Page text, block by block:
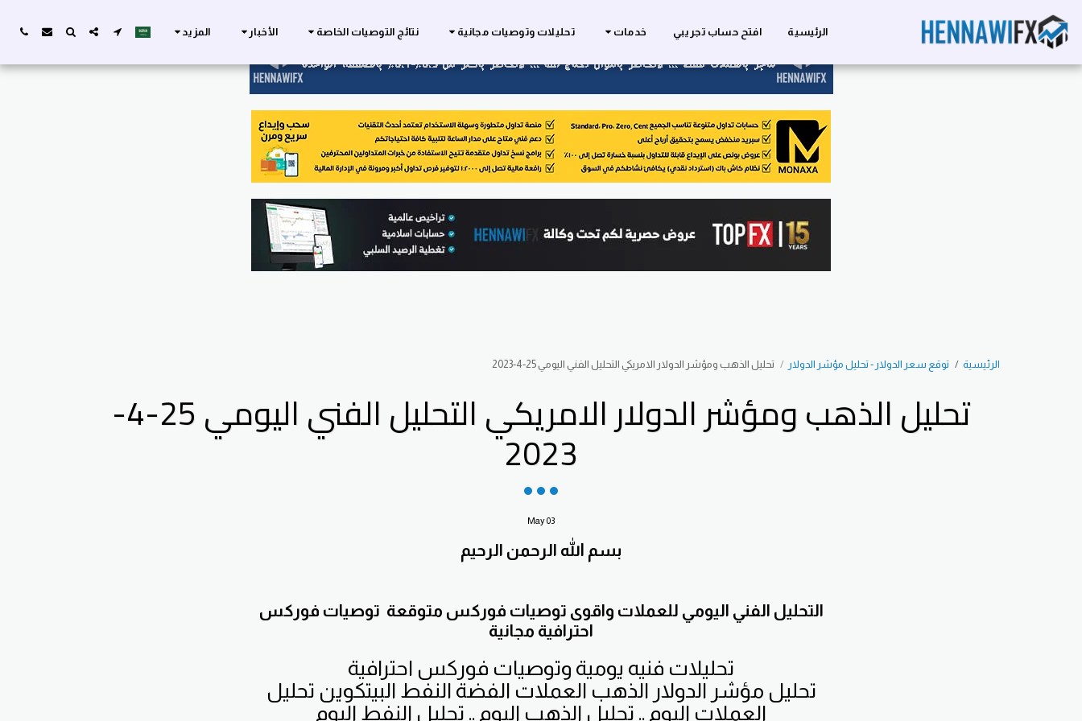
الرئيسية افتح حساب تجريبي خدمات تحليلات وتوصيات مجانية نتائج التوصيات الخاصة الأخبار المزيد
الرئيسية توقع سعر الدولار - تحليل مؤشر الدولار تحليل الذهب ومؤشر الدولار الامريكي التحليل الفني اليومي 25-4-2023
تحليل الذهب ومؤشر الدولار الامريكي التحليل الفني اليومي 25-4-
2023
03
May
بسم الله الرحمن الرحيم
التحليل الفني اليومي للعملات واقوى توصيات فوركس متوقعة توصيات فوركس
احترافية مجانية
تحليلات فنيه يومية وتوصيات فوركس احترافية
العملات اليوم .. تحليل الذهب اليوم .. تحليل النفط اليوم